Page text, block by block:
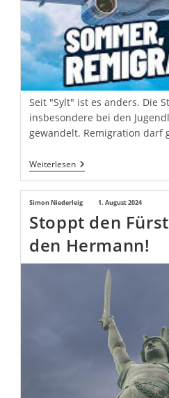
Seit "Sylt" ist es anders. Die
insbesondere bei den
gewandelt. Remigration darf
WeiterlesenSylt
Und
Psychopolitische
Wende
Beitrags-
Autor:
Simon Niederleig
Beitrag
veröffentlicht:
1. August 2024
Stoppt den
den Hermann!